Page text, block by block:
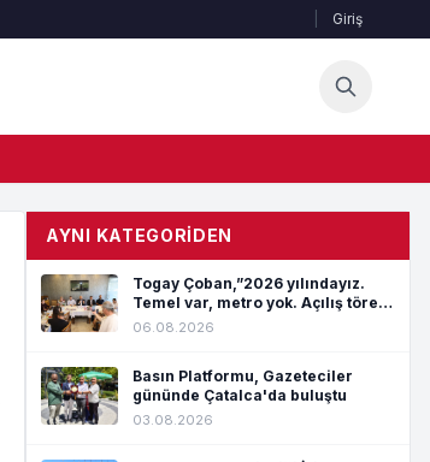
Giriş
AYNI KATEGORIDEN
Togay Çoban,”2026 yılındayız.
Temel var, metro yok. Açılış töreni
var, hizmet yok”
06.08.2026
Basın Platformu, Gazeteciler
gününde Çatalca'da buluştu
03.08.2026